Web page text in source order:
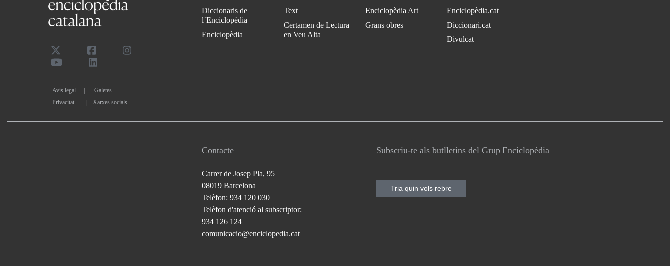
Avís legal
Galetes
Privacitat
Xarxes socials
Diccionaris de
l`Enciclopèdia
Enciclopèdia
Text
Certamen de Lectura
en Veu Alta
Enciclopèdia Art
Grans obres
Enciclopèdia.cat
Diccionari.cat
Divulcat
Contacte
Carrer de Josep Pla, 95
08019 Barcelona
Telèfon: 934 120 030
Telèfon d'atenció al subscriptor:
934 126 124
comunicacio@enciclopedia.cat
Subscriu-te als butlletins del Grup Enciclopèdia
Tria quin vols rebre